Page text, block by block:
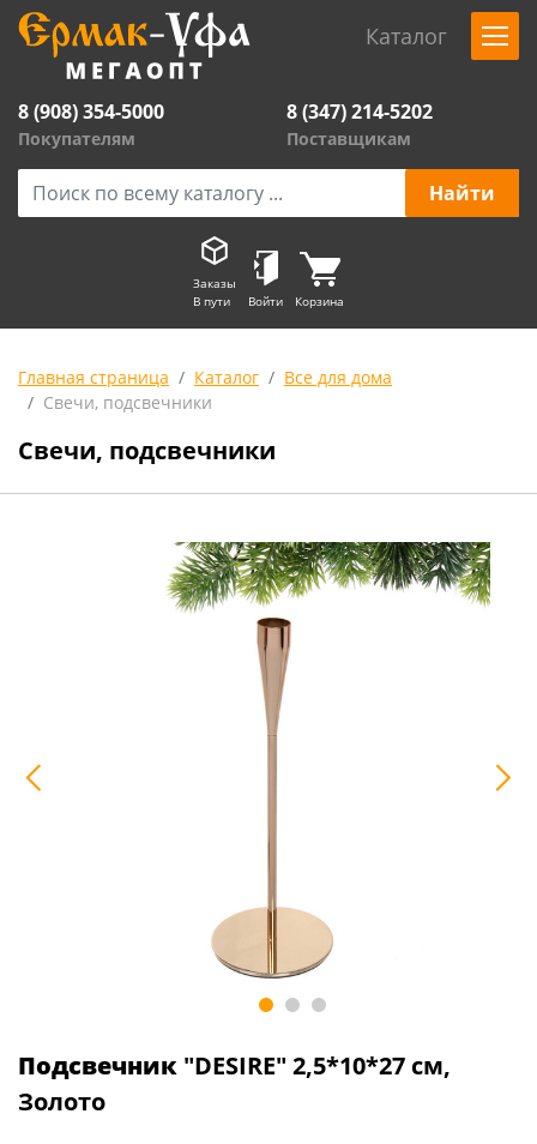
Каталог
8 (908) 354-5000
Покупателям
8 (347) 214-5202
Поставщикам
Заказы
В пути
Войти Корзина
Главная страница Каталог
Все для дома
Свечи, подсвечники
Свечи, подсвечники
Подсвечник "DESIRE" 2,5*10*27 см,
Золото